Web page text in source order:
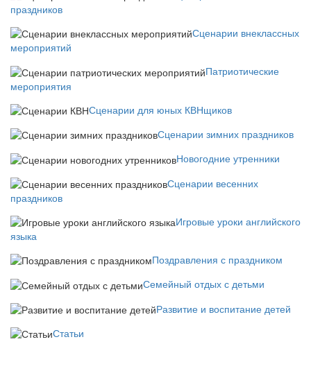
праздников
Сценарии внеклассных
мероприятий
Патриотические
мероприятия
Сценарии для юных КВНщиков
Сценарии зимних праздников
Новогодние утренники
Сценарии весенних
праздников
Игровые уроки английского
языка
Поздравления с праздником
Семейный отдых с детьми
Развитие и воспитание детей
Статьи